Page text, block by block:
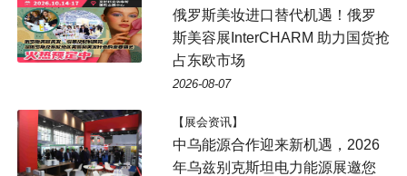
俄罗斯美妆进口替代机遇！俄罗
斯美容展InterCHARM 助力国货抢
占东欧市场
2026-08-07
【展会资讯】
中乌能源合作迎来新机遇，2026
年乌兹别克斯坦电力能源展邀您